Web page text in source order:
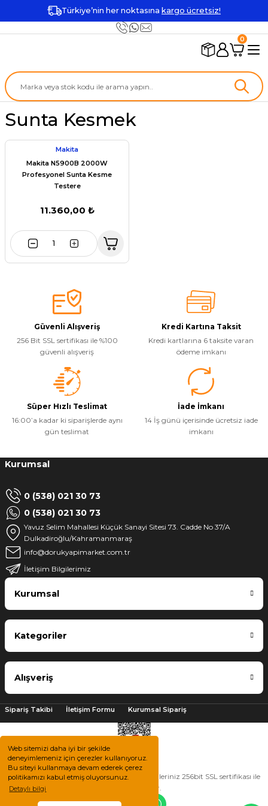
Web sitemizi daha iyi bir şekilde
deneyimlemeniz için çerezler kullanıyoruz.
Bu siteyi kullanmaya devam ederek çerez
politikamızı kabul etmiş oluyorsunuz.
Detaylı bilgi
Türkiye’nin her noktasına kargo ücretsiz!
0
Sunta Kesmek
Makita
Makita N5900B 2000W
Profesyonel Sunta Kesme
Testere
11.360,00 ₺
Güvenli Alışveriş
256 Bit SSL sertifikası ile %100
güvenli alışveriş
Kredi Kartına Taksit
Kredi kartlarına 6 taksite varan
ödeme imkanı
Süper Hızlı Teslimat
16:00’a kadar ki siparişlerde aynı
gün teslimat
İade İmkanı
14 İş günü içerisinde ücretsiz iade
imkanı
Kurumsal
0 (538) 021 30 73
0 (538) 021 30 73
Yavuz Selim Mahallesi Küçük Sanayi Sitesi 73. Cadde No 37/A
Dulkadiroğlu/Kahramanmaraş
info@dorukyapimarket.com.tr
İletişim Bilgilerimiz
Kurumsal
Kategoriler
Alışveriş
Sipariş Takibi İletişim Formu Kurumsal Sipariş
2025 © Tüm hakları saklıdır. Kredi kartı bilgileriniz 256bit SSL sertifikası ile
korunmaktadır.